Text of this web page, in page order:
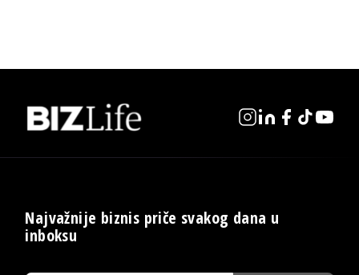
Najvažnije biznis priče svakog dana u
inboksu